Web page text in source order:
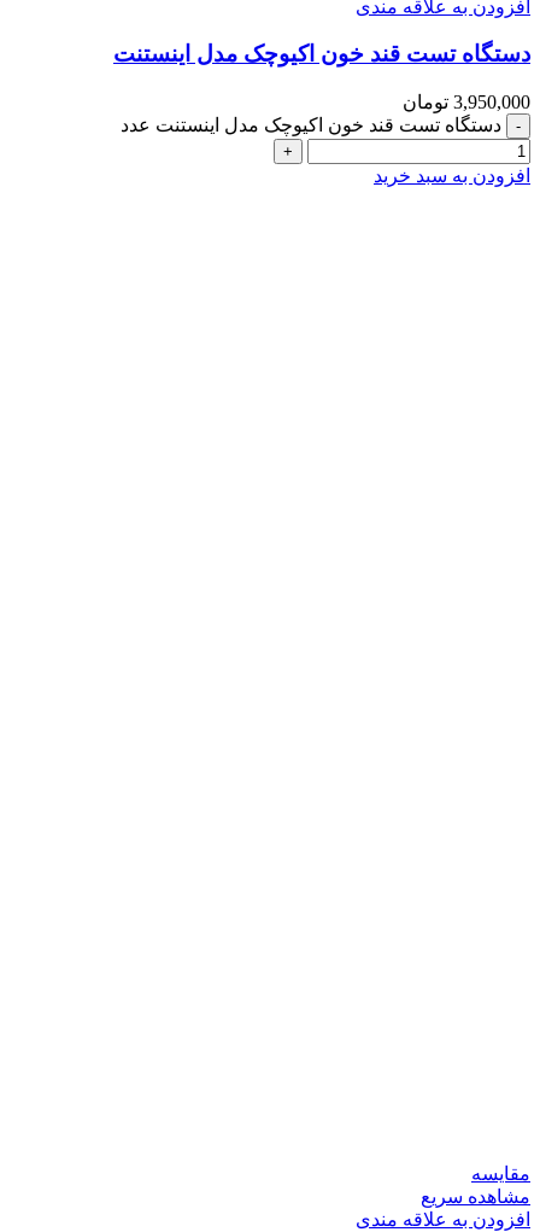
افزودن به علاقه مندی
دستگاه تست قند خون اکیوچک مدل اینستنت
3,950,000 تومان
دستگاه تست قند خون اکیوچک مدل اینستنت عدد
افزودن به سبد خرید
مقایسه
مشاهده سریع
افزودن به علاقه مندی